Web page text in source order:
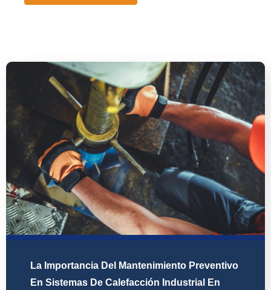
La Importancia Del Mantenimiento Preventivo
En Sistemas De Calefacción Industrial En